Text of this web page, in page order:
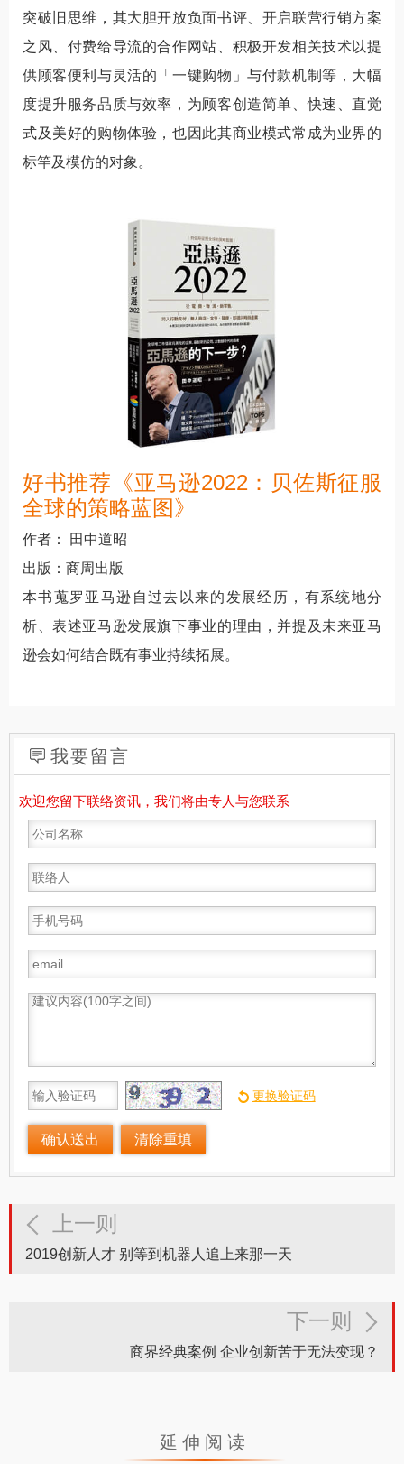
突破旧思维，其大胆开放负面书评、开启联营行销方案
之风、付费给导流的合作网站、积极开发相关技术以提
供顾客便利与灵活的「一键购物」与付款机制等，大幅
度提升服务品质与效率，为顾客创造简单、快速、直觉
式及美好的购物体验，也因此其商业模式常成为业界的
标竿及模仿的对象。
好书推荐《亚马逊2022：贝佐斯征服
全球的策略蓝图》
作者： 田中道昭
出版：商周出版
本书蒐罗亚马逊自过去以来的发展经历，有系统地分
析、表述亚马逊发展旗下事业的理由，并提及未来亚马
逊会如何结合既有事业持续拓展。
我要留言
欢迎您留下联络资讯，我们将由专人与您联系
上一则
2019创新人才 别等到机器人追上来那一天
下一则
商界经典案例 企业创新苦于无法变现？
延伸阅读